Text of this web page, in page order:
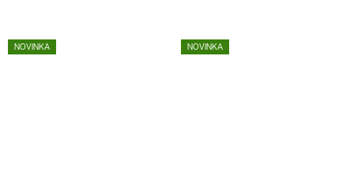
NOVINKA NOVINKA